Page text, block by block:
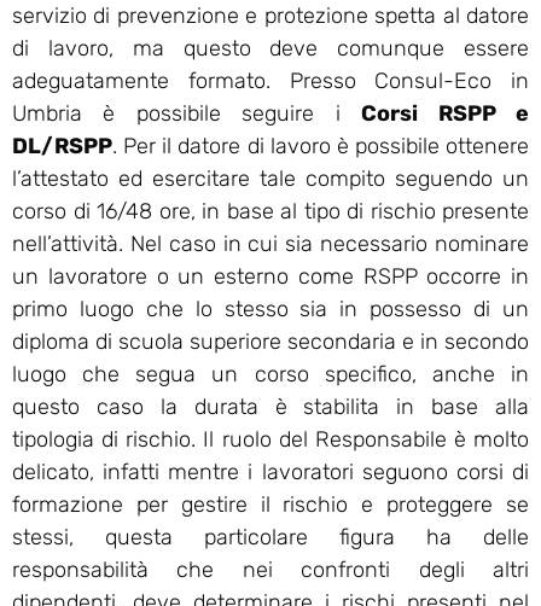
servizio di prevenzione e protezione spetta al datore
di lavoro, ma questo deve comunque essere
adeguatamente formato. Presso Consul-Eco in
Umbria è possibile seguire iCorsi RSPP e
DL/RSPP. Per il datore di lavoro è possibile ottenere
l’attestato ed esercitare tale compito seguendo un
corso di 16/48 ore, in base al tipo di rischio presente
nell’attività. Nel caso in cui sia necessario nominare
un lavoratore o un esterno come RSPP occorre in
primo luogo che lo stesso sia in possesso di un
diploma di scuola superiore secondaria e in secondo
luogo che segua un corso specifico, anche in
questo caso la durata è stabilita in base alla
tipologia di rischio. Il ruolo del Responsabile è molto
delicato, infatti mentre i lavoratori seguono corsi di
formazione per gestire il rischio e proteggere se
stessi, questa particolare figura ha delle
responsabilità che nei confronti degli altri